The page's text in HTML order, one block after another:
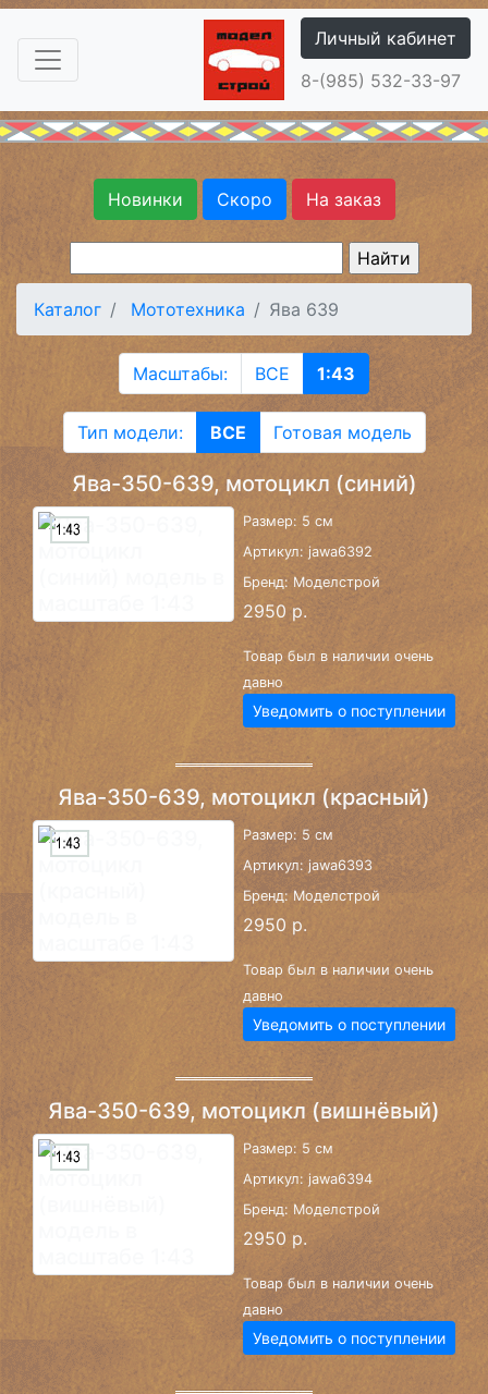
Личный кабинет
8-(985) 532-33-97
Новинки Скоро На заказ
Каталог Мототехника Ява 639
Масштабы: ВСЕ 1:43
Тип модели: ВСЕ Готовая модель
Ява-350-639, мотоцикл (синий)
Размер: 5 см
Артикул: jawa6392
Бренд: Моделстрой
2950 р.
Товар был в наличии очень
давно
Уведомить о поступлении
Ява-350-639, мотоцикл (красный)
Размер: 5 см
Артикул: jawa6393
Бренд: Моделстрой
2950 р.
Товар был в наличии очень
давно
Уведомить о поступлении
Ява-350-639, мотоцикл (вишнёвый)
Размер: 5 см
Артикул: jawa6394
Бренд: Моделстрой
2950 р.
Товар был в наличии очень
давно
Уведомить о поступлении